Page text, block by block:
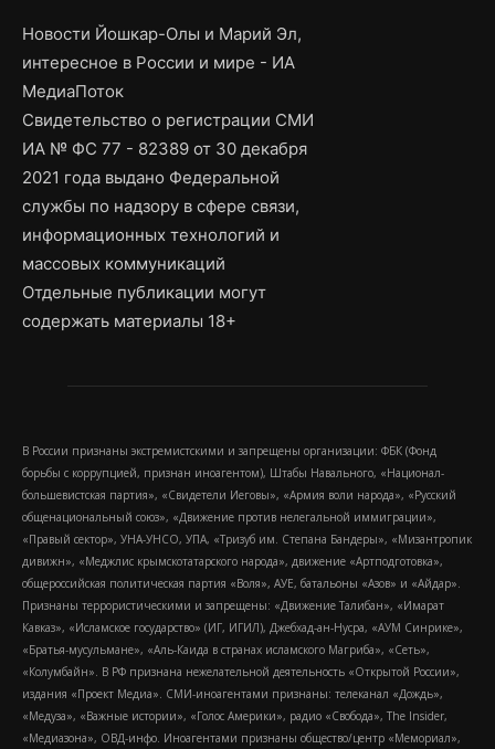
Новости Йошкар-Олы и Марий Эл,
интересное в России и мире - ИА
МедиаПоток
Свидетельство о регистрации СМИ
ИА № ФС 77 - 82389 от 30 декабря
2021 года выдано Федеральной
службы по надзору в сфере связи,
информационных технологий и
массовых коммуникаций
Отдельные публикации могут
содержать материалы 18+
В России признаны экстремистскими и запрещены организации: ФБК (Фонд
борьбы с коррупцией, признан иноагентом), Штабы Навального, «Национал-
большевистская партия», «Свидетели Иеговы», «Армия воли народа», «Русский
общенациональный союз», «Движение против нелегальной иммиграции»,
«Правый сектор», УНА-УНСО, УПА, «Тризуб им. Степана Бандеры», «Мизантропик
дивижн», «Меджлис крымскотатарского народа», движение «Артподготовка»,
общероссийская политическая партия «Воля», АУЕ, батальоны «Азов» и «Айдар».
Признаны террористическими и запрещены: «Движение Талибан», «Имарат
Кавказ», «Исламское государство» (ИГ, ИГИЛ), Джебхад-ан-Нусра, «АУМ Синрике»,
«Братья-мусульмане», «Аль-Каида в странах исламского Магриба», «Сеть»,
«Колумбайн». В РФ признана нежелательной деятельность «Открытой России»,
издания «Проект Медиа». СМИ-иноагентами признаны: телеканал «Дождь»,
«Медуза», «Важные истории», «Голос Америки», радио «Свобода», The Insider,
«Медиазона», ОВД-инфо. Иноагентами признаны общество/центр «Мемориал»,